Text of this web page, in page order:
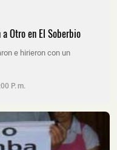
a Otro en El Soberbio
e hirieron con un
P. M.